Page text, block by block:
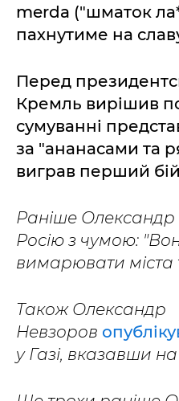
merda ("шматок
пахнутиме на
Перед
Кремль вирішив
сумуванні
за "ананасами та
виграв перший
Раніше
Росію з чумою:
вимарювати міста
Також Олександр
Невзоров
у Газі, вказавши